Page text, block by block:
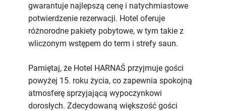
gwarantuje najlepszą cenę i natychmiastowe
potwierdzenie rezerwacji. Hotel oferuje
różnorodne pakiety pobytowe, w tym takie z
wliczonym wstępem do term i strefy saun.
Pamiętaj, że Hotel HARNAŚ przyjmuje gości
powyżej 15. roku życia, co zapewnia spokojną
atmosferę sprzyjającą wypoczynkowi
dorosłych. Zdecydowaną większość gości